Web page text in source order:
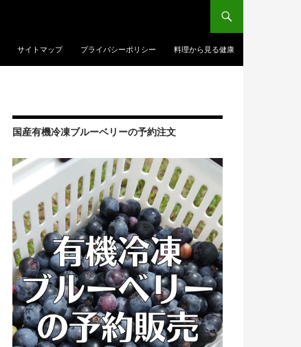
サイトマップ プライバシーポリシー 料理から見る健康
国産有機冷凍ブルーベリーの予約注文